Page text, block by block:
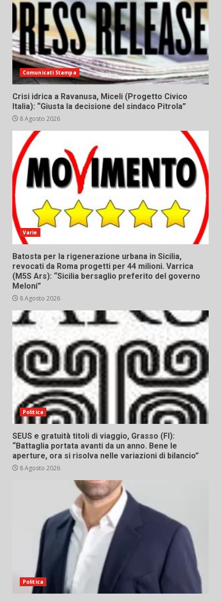
Comunicati Stampa
Crisi idrica a Ravanusa, Miceli (Progetto Civico
Italia): “Giusta la decisione del sindaco Pitrola”
8 Agosto 2026
Varie
Batosta per la rigenerazione urbana in Sicilia,
revocati da Roma progetti per 44 milioni. Varrica
(M5S Ars): “Sicilia bersaglio preferito del governo
Meloni”
8 Agosto 2026
Politica
SEUS e gratuità titoli di viaggio, Grasso (FI):
“Battaglia portata avanti da un anno. Bene le
aperture, ora si risolva nelle variazioni di bilancio”
8 Agosto 2026
Politica